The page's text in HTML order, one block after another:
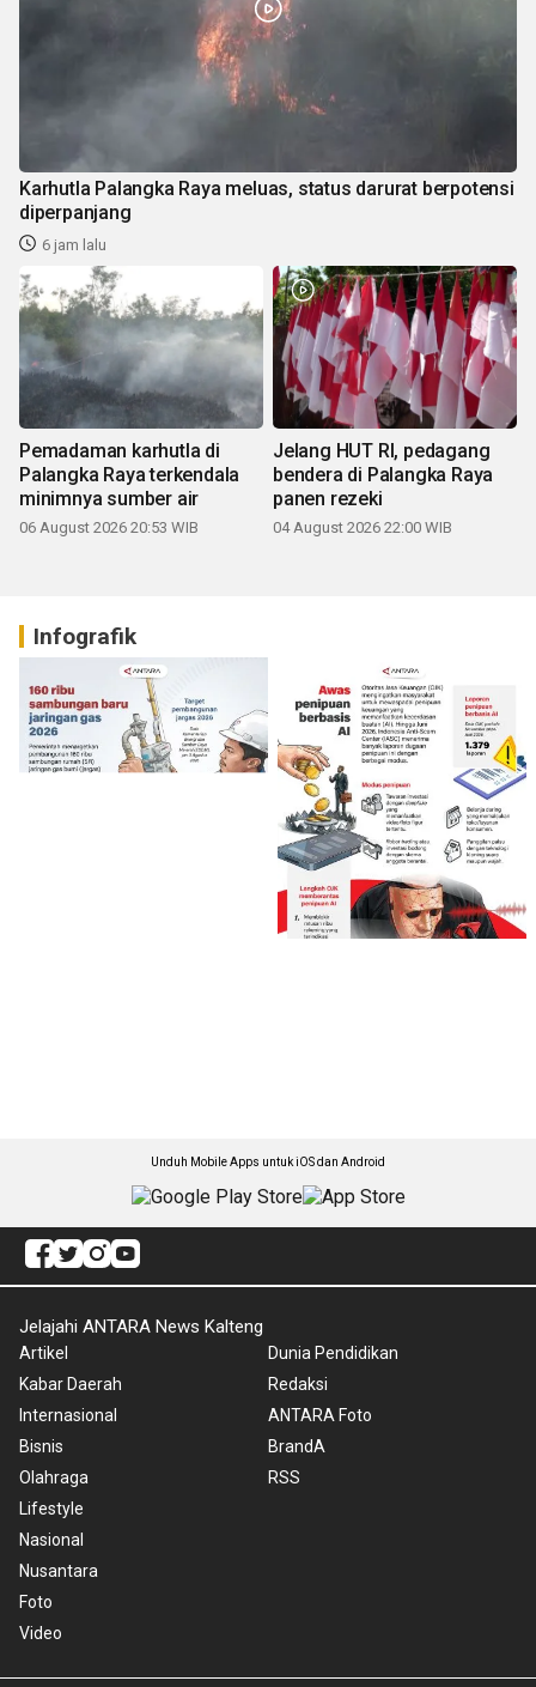
Karhutla Palangka Raya meluas, status darurat berpotensi
diperpanjang
6 jam lalu
Pemadaman karhutla di
Palangka Raya terkendala
minimnya sumber air
06 August 2026 20:53 WIB
Jelang HUT RI, pedagang
bendera di Palangka Raya
panen rezeki
04 August 2026 22:00 WIB
Infografik
Unduh Mobile Apps untuk iOS dan Android
Jelajahi ANTARA News Kalteng
Artikel
Kabar Daerah
Internasional
Bisnis
Olahraga
Lifestyle
Nasional
Nusantara
Foto
Video
Dunia Pendidikan
Redaksi
ANTARA Foto
BrandA
RSS